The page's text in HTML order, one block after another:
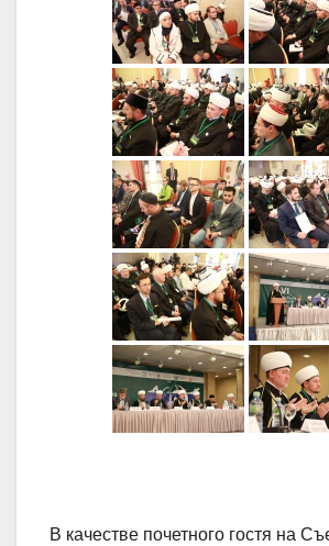
В качестве почетного гостя на